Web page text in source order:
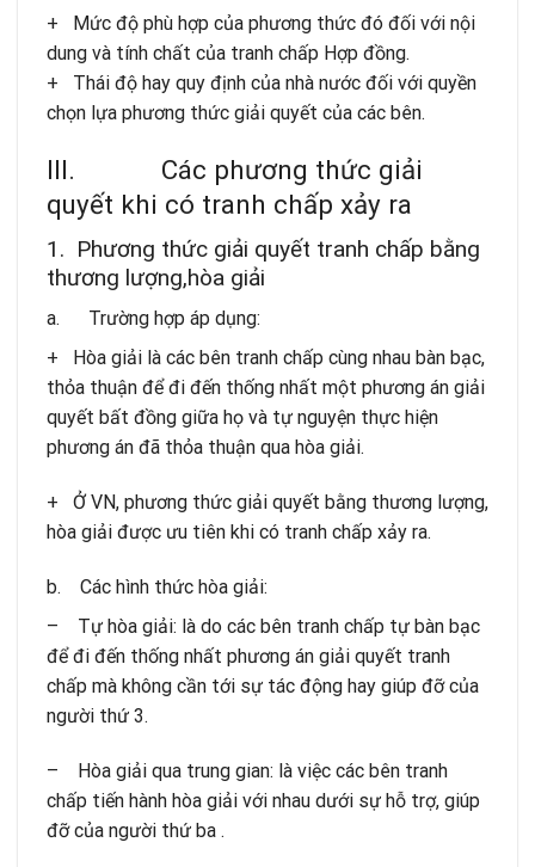
+ Mức độ phù hợp của phương thức đó đối với nội
dung và tính chất của tranh chấp Hợp đồng.
+ Thái độ hay quy định của nhà nước đối với quyền
chọn lựa phương thức giải quyết của các bên.
III. Các phương thức giải
quyết khi có tranh chấp xảy ra
1. Phương thức giải quyết tranh chấp bằng
thương lượng,hòa giải
a. Trường hợp áp dụng:
+ Hòa giải là các bên tranh chấp cùng nhau bàn bạc,
thỏa thuận để đi đến thống nhất một phương án giải
quyết bất đồng giữa họ và tự nguyện thực hiện
phương án đã thỏa thuận qua hòa giải.
+ Ở VN, phương thức giải quyết bằng thương lượng,
hòa giải được ưu tiên khi có tranh chấp xảy ra.
b. Các hình thức hòa giải:
– Tự hòa giải: là do các bên tranh chấp tự bàn bạc
để đi đến thống nhất phương án giải quyết tranh
chấp mà không cần tới sự tác động hay giúp đỡ của
người thứ 3.
– Hòa giải qua trung gian: là việc các bên tranh
chấp tiến hành hòa giải với nhau dưới sự hỗ trợ, giúp
đỡ của người thứ ba .